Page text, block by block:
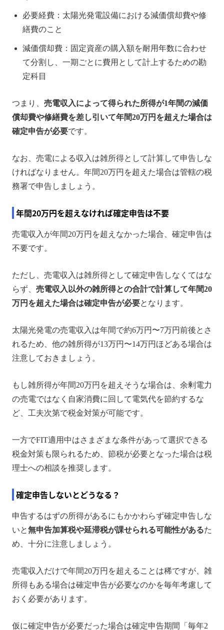
必要経費：太陽光発電設備における減価償却費や修
繕費のこと
減価償却費：固定資産の購入額を耐用年数に合わせ
て分割し、一期ごとに費用として計上するための勘
定科目
つまり、 売電収入によって得られた所得が1年間の減価
償却費や修繕費を差し引いて年間20万円を超えた場合は
確定申告が必要です。
なお、売電による収入は雑所得として計算して申告しな
ければなりません。年間20万円を超えた場合は管轄の税
務署で申告しましょう。
年間20万円を超えなければ確定申告は不要
売電収入が年間20万円を超えなかった場合、確定申告は
不要です。
ただし、売電収入は雑所得として確定申告しなくてはな
らず、 売電収入以外の雑所得との合計で計算して年間20
万円を超えた場合は確定申告が必要となります。
太陽光発電の売電収入は年間で約6万円〜7万円前後とさ
れるため、他の雑所得が13万円〜14万円ほどある場合は
注意しておきましょう。
もし雑所得が年間20万円を超えそうな場合は、余剰電力
の売電ではなく自家消費に回して電気代を節約するな
ど、工夫次第で税金対策が可能です。
一方でFIT適用中はさまざまな条件があって選択できる
税金対策も限られるため、節税が必要となった場合は税
理士への相談を推奨します。
確定申告しないとどうなる？
申告するはずの所得があるにもかかわらず確定申告しな
いと無申告加算税や延滞税が課せられる可能性があるた
め、十分に注意しましょう。
売電収入だけで年間20万円を超えることは稀ですが、雑
所得もある場合は確定申告が必要なのかを毎年考慮して
おく必要があります。
仮に確定申告が必要だった場合は確定申告期間「毎年2